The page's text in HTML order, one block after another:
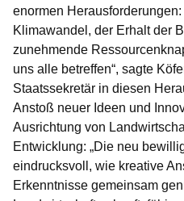
enormen
Klimawandel, der Erhalt der
zunehmende
uns alle betreffen“, sagte
Staatssekretär in diesen
Anstoß neuer Ideen und
Ausrichtung von
Entwicklung: „Die neu
eindrucksvoll, wie kreative
Erkenntnisse gemeinsam